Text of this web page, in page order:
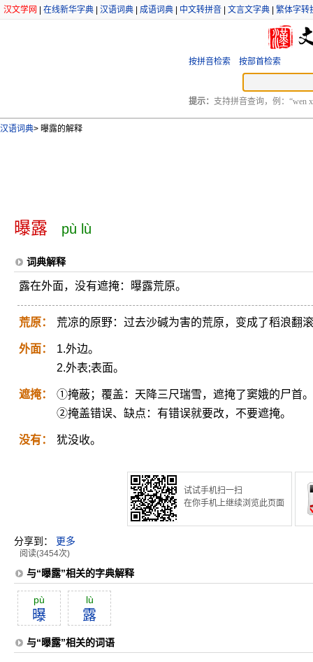
汉文学网 在线新华字典 汉语词典 成语词典 中文转拼音 文言文字典 繁体字转
按拼音检索 按部首检索
提示： 支持拼音查询，例：“wen
汉语词典> 曝露的解释
曝露 pù lù
词典解释
露在外面，没有遮掩：曝露荒原。
荒原： 荒凉的原野：过去沙碱为害的荒原，变成了稻浪翻
外面：
1.外边。
2.外表;表面。
遮掩：
①掩蔽；覆盖：天降三尺瑞雪，遮掩了窦娥的尸首。
②掩盖错误、缺点：有错误就要改，不要遮掩。
没有： 犹没收。
试试手机扫一扫
在你手机上继续浏览此页面
分享到： 更多
阅读(3454次)
与“曝露”相关的字典解释
pù
曝
lù
露
与“曝露”相关的词语